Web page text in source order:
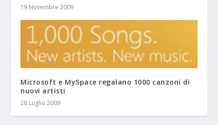
19 Novembre 2009
Microsoft e MySpace regalano 1000 canzoni di
nuovi artisti
28 Luglio 2009